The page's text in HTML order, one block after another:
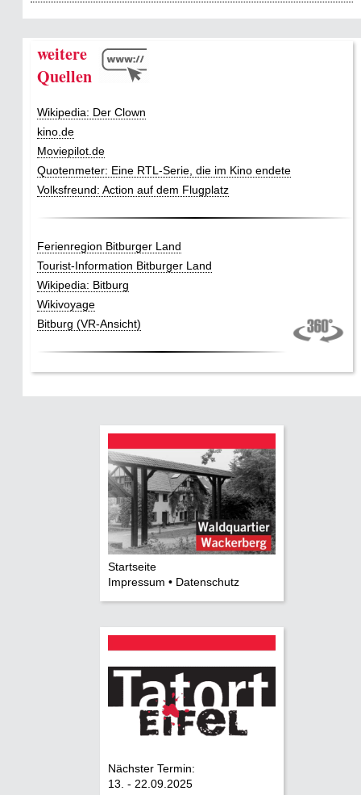
weitere
Quellen
Wikipedia: Der Clown
kino.de
Moviepilot.de
Quotenmeter: Eine RTL-Serie, die im Kino endete
Volksfreund: Action auf dem Flugplatz
Ferienregion Bitburger Land
Tourist-Information Bitburger Land
Wikipedia: Bitburg
Wikivoyage
Bitburg (VR-Ansicht)
Startseite
Impressum • Datenschutz
Nächster Termin:
13. - 22.09.2025